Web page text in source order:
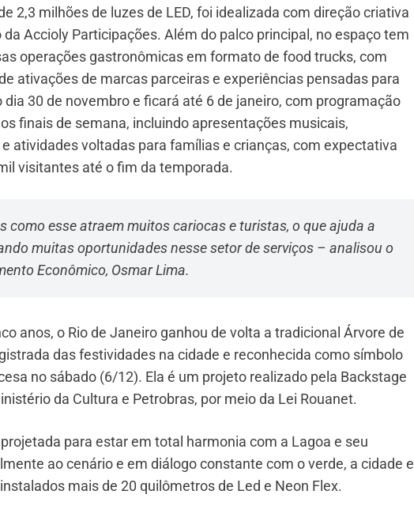
2,3 milhões de luzes de LED, foi idealizada com direção criativa
Accioly Participações. Além do palco principal, no espaço tem
operações gastronômicas em formato de food trucks, com
ativações de marcas parceiras e experiências pensadas para
30 de novembro e ficará até 6 de janeiro, com programação
finais de semana, incluindo apresentações musicais,
atividades voltadas para famílias e crianças, com expectativa
visitantes até o fim da temporada.
como esse atraem muitos cariocas e turistas, o que ajuda a
muitas oportunidades nesse setor de serviços – analisou o
Econômico, Osmar Lima.
anos, o Rio de Janeiro ganhou de volta a tradicional Árvore de
das festividades na cidade e reconhecida como símbolo
no sábado (6/12). Ela é um projeto realizado pela Backstage
da Cultura e Petrobras, por meio da Lei Rouanet.
para estar em total harmonia com a Lagoa e seu
ao cenário e em diálogo constante com o verde, a cidade e
mais de 20 quilômetros de Led e Neon Flex.